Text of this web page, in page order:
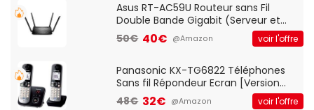
Asus RT-AC59U Routeur sans Fil
Double Bande Gigabit (Serveur et
Client VPN, Triple Vlan, Mode Point
d'accès et Bridge, contrôle Parental,
50€ 40€ @Amazon voir l'offre
Panasonic KX-TG6822 Téléphones
Sans fil Répondeur Ecran [Version
Française]
48€ 32€ @Amazon voir l'offre